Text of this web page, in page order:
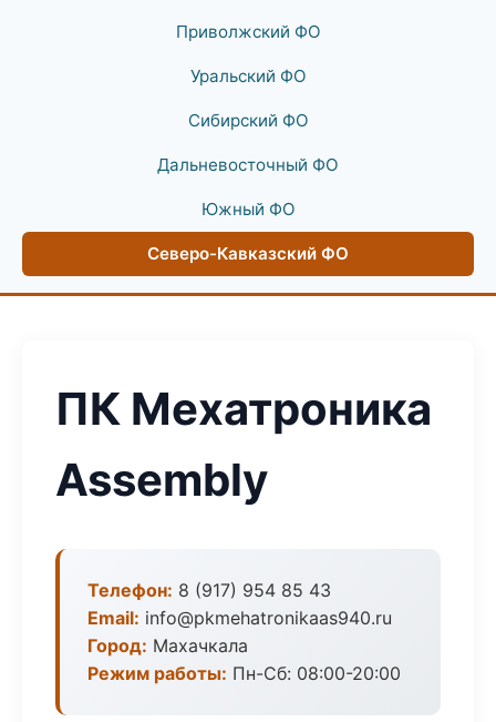
Приволжский ФО
Уральский ФО
Сибирский ФО
Дальневосточный ФО
Южный ФО
Северо-Кавказский ФО
ПК Мехатроника
Assembly
Телефон: 8 (917) 954 85 43
Email: info@pkmehatronikaas940.ru
Город: Махачкала
Режим работы: Пн-Сб: 08:00-20:00